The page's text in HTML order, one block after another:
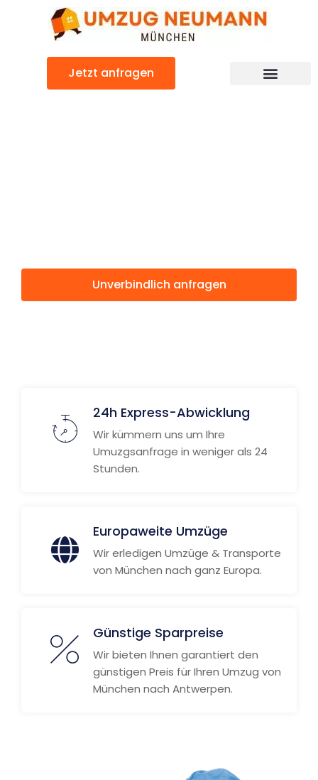
Jetzt anfragen
Unverbindlich anfragen
24h Express-Abwicklung
Wir kümmern uns um Ihre
Umuzgsanfrage in weniger als 24
Stunden.
Europaweite Umzüge
Wir erledigen Umzüge & Transporte
von München nach ganz Europa.
Günstige Sparpreise
Wir bieten Ihnen garantiert den
günstigen Preis für Ihren Umzug von
München nach Antwerpen.